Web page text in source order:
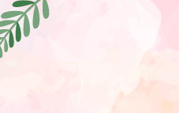
移至網頁之主要內容區位置